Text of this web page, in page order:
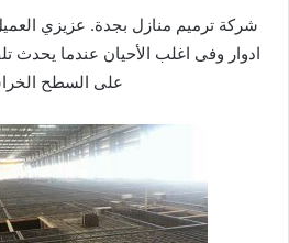
شركة ترميم منازل بجدة. عزيزي
ادوار وفى اغلب الأحيان عندما يحدث
على السطح